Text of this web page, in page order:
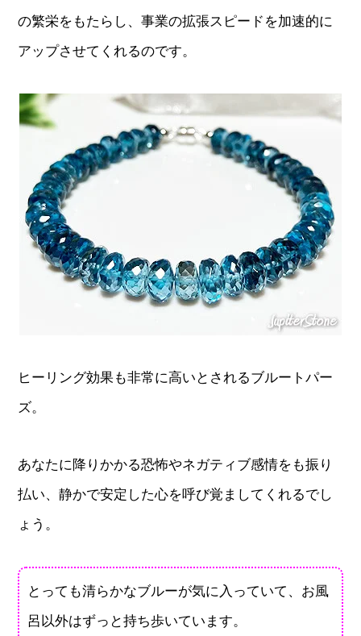
の繁栄をもたらし、事業の拡張スピードを加速的に
アップさせてくれるのです。
ヒーリング効果も非常に高いとされるブルートパー
ズ。
あなたに降りかかる恐怖やネガティブ感情をも振り
払い、静かで安定した心を呼び覚ましてくれるでし
ょう。
とっても清らかなブルーが気に入っていて、お風
呂以外はずっと持ち歩いています。